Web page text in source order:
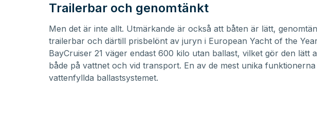
Trailerbar och genomtänkt
Men det är inte allt. Utmärkande är också att båten är lätt,
trailerbar och därtill prisbelönt av juryn i European Yacht of the
BayCruiser 21 väger endast 600 kilo utan ballast, vilket gör den lätt
både på vattnet och vid transport. En av de mest unika
vattenfyllda ballastsystemet.